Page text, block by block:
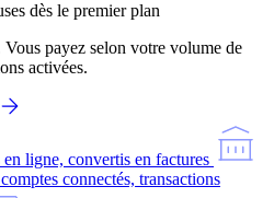
dès le premier plan
payez selon votre volume de
activées.
ligne, convertis en factures
connectés, transactions